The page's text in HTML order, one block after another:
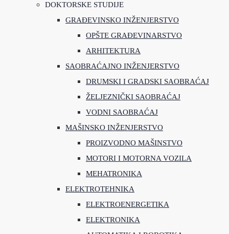
DOKTORSKE STUDIJE
GRAĐEVINSKO INŽENJERSTVO
OPŠTE GRAĐEVINARSTVO
ARHITEKTURA
SAOBRAĆAJNO INŽENJERSTVO
DRUMSKI I GRADSKI SAOBRAĆAJ
ŽELJEZNIČKI SAOBRAĆAJ
VODNI SAOBRAĆAJ
MAŠINSKO INŽENJERSTVO
PROIZVODNO MAŠINSTVO
MOTORI I MOTORNA VOZILA
MEHATRONIKA
ELEKTROTEHNIKA
ELEKTROENERGETIKA
ELEKTRONIKA